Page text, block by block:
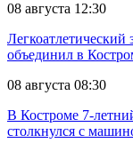
08 августа 12:30
Легкоатлетический
объединил в
08 августа 08:30
В Костроме 7-
столкнулся с